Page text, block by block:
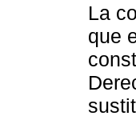
La
que